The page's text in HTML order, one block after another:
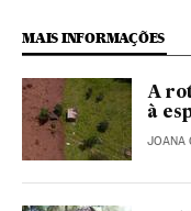
MAIS INFORMAÇÕES
A
à
JOANA